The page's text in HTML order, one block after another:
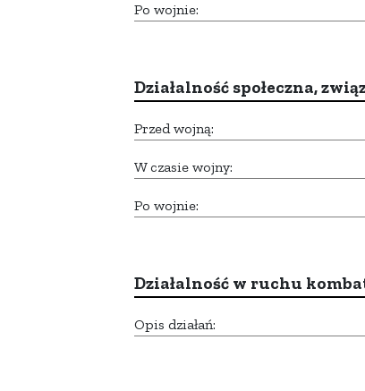
Po wojnie:
Działalność społeczna,
Przed wojną:
W czasie wojny:
Po wojnie:
Działalność w ruchu
Opis działań: